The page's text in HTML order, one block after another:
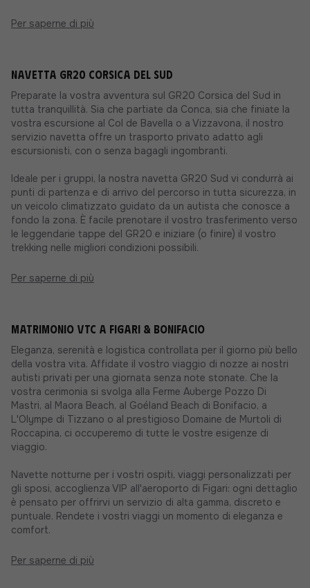
Per saperne di più
Navetta GR20 Corsica del Sud
Preparate la vostra avventura sul GR20 Corsica del Sud in
tutta tranquillità. Sia che partiate da Conca, sia che finiate la
vostra escursione al Col de Bavella o a Vizzavona, il nostro
servizio navetta offre un trasporto privato adatto agli
escursionisti, con o senza bagagli ingombranti.
Ideale per i gruppi, la nostra navetta GR20 Sud vi condurrà ai
punti di partenza e di arrivo del percorso in tutta sicurezza, in
un veicolo climatizzato guidato da un autista che conosce a
fondo la zona. È facile prenotare il vostro trasferimento verso
le leggendarie tappe del GR20 e iniziare (o finire) il vostro
trekking nelle migliori condizioni possibili.
Per saperne di più
Matrimonio VTC a Figari & Bonifacio
Eleganza, serenità e logistica controllata per il giorno più bello
della vostra vita. Affidate il vostro viaggio di nozze ai nostri
autisti privati per una giornata senza note stonate. Che la
vostra cerimonia si svolga alla Ferme Auberge Pozzo Di
Mastri, al Maora Beach, al Goéland Beach di Bonifacio, a
L'Olympe di Tizzano o al prestigioso Domaine de Murtoli di
Roccapina, ci occuperemo di tutte le vostre esigenze di
viaggio.
Navette notturne per i vostri ospiti, viaggi personalizzati per
gli sposi, accoglienza VIP all'aeroporto di Figari: ogni dettaglio
è pensato per offrirvi un servizio di alta gamma, discreto e
puntuale. Rendete i vostri viaggi un momento di eleganza e
comfort.
Per saperne di più